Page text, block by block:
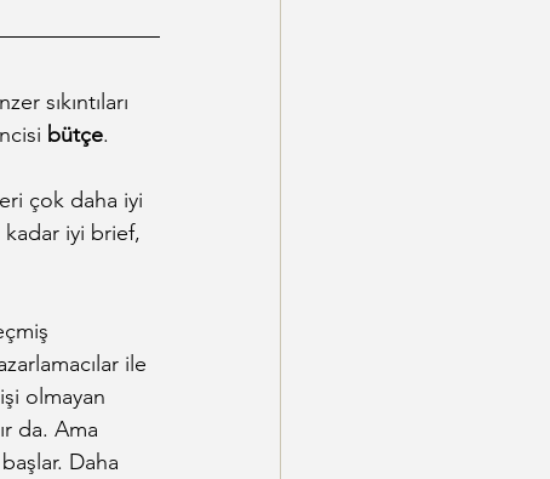
sıkıntıları
bütçe.
çok daha iyi
iyi brief,
ile
olmayan
da. Ama
Daha